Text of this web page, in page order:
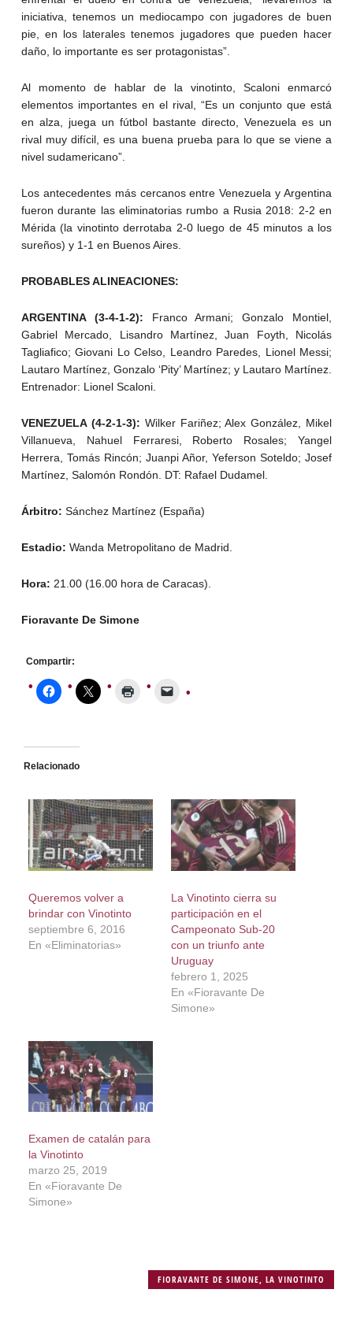
iniciativa, tenemos un mediocampo con jugadores de buen
pie, en los laterales tenemos jugadores que pueden hacer
daño, lo importante es ser protagonistas”.
Al momento de hablar de la vinotinto, Scaloni enmarcó
elementos importantes en el rival, “Es un conjunto que está
en alza, juega un fútbol bastante directo, Venezuela es un
rival muy difícil, es una buena prueba para lo que se viene a
nivel sudamericano”.
Los antecedentes más cercanos entre Venezuela y Argentina
fueron durante las eliminatorias rumbo a Rusia 2018: 2-2 en
Mérida (la vinotinto derrotaba 2-0 luego de 45 minutos a los
sureños) y 1-1 en Buenos Aires.
PROBABLES ALINEACIONES:
ARGENTINA (3-4-1-2): Franco Armani; Gonzalo Montiel,
Gabriel Mercado, Lisandro Martínez, Juan Foyth, Nicolás
Tagliafico; Giovani Lo Celso, Leandro Paredes, Lionel Messi;
Lautaro Martínez, Gonzalo ‘Pity’ Martínez; y Lautaro Martínez.
Entrenador: Lionel Scaloni.
VENEZUELA (4-2-1-3): Wilker Fariñez; Alex González, Mikel
Villanueva, Nahuel Ferraresi, Roberto Rosales; Yangel
Herrera, Tomás Rincón; Juanpi Añor, Yeferson Soteldo; Josef
Martínez, Salomón Rondón. DT: Rafael Dudamel.
Árbitro: Sánchez Martínez (España)
Estadio: Wanda Metropolitano de Madrid.
Hora: 21.00 (16.00 hora de Caracas).
Fioravante De Simone
Compartir:
Relacionado
Queremos volver a
brindar con Vinotinto
septiembre 6, 2016
En «Eliminatorias»
La Vinotinto cierra su
participación en el
Campeonato Sub-20
con un triunfo ante
Uruguay
febrero 1, 2025
En «Fioravante De
Simone»
Examen de catalán para
la Vinotinto
marzo 25, 2019
En «Fioravante De
Simone»
FIORAVANTE DE SIMONE,LA VINOTINTO